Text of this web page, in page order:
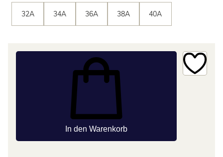
32A 34A 36A 38A 40A
In den Warenkorb